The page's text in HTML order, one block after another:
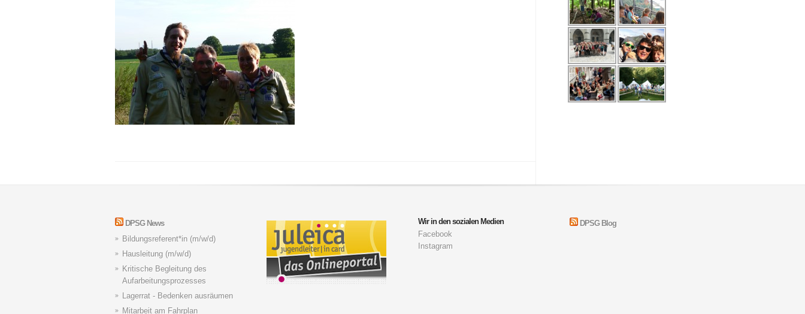
DPSG News
Bildungsreferent*in (m/w/d)
Hausleitung (m/w/d)
Kritische Begleitung des
Aufarbeitungsprozesses
Lagerrat - Bedenken ausräumen
Mitarbeit am Fahrplan
Wir in den sozialen Medien
Facebook
Instagram
DPSG Blog